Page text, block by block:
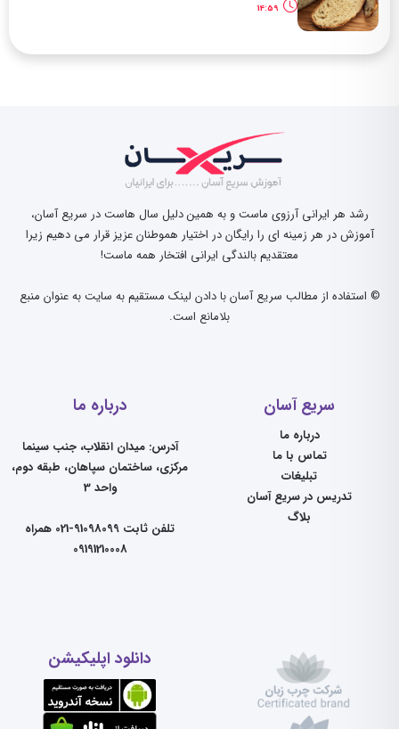
14:59
رشد هر ایرانی آرزوی ماست و به همین دلیل سال هاست در سریع آسان،
آموزش در هر زمینه ای را رایگان در اختیار هموطنان عزیز قرار می دهیم زیرا
معتقدیم بالندگی ایرانی افتخار همه ماست!
© استفاده از مطالب سریع آسان با دادن لینک مستقیم به سایت به عنوان منبع
بلامانع است.
سریع آسان
درباره ما
تماس با ما
تبلیغات
تدریس در سریع آسان
بلاگ
درباره ما
آدرس: میدان انقلاب، جنب سینما
مرکزی، ساختمان سپاهان، طبقه دوم،
واحد 3
تلفن ثابت 91098099-021 همراه
09191210008
دانلود اپلیکیشن